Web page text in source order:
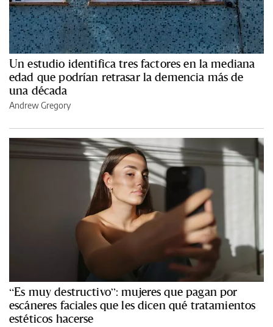
Un estudio identifica tres factores en la mediana
edad que podrían retrasar la demencia más de
una década
Andrew Gregory
“Es muy destructivo”: mujeres que pagan por
escáneres faciales que les dicen qué tratamientos
estéticos hacerse